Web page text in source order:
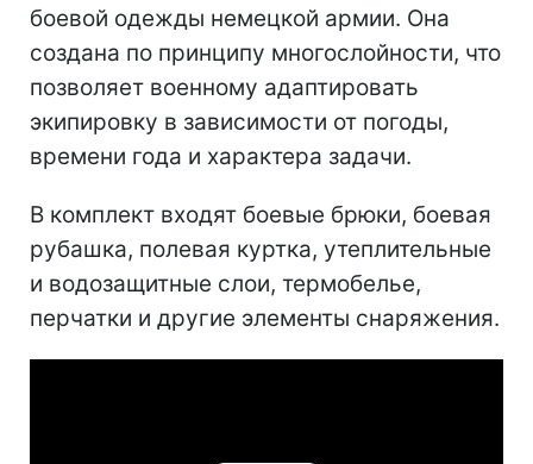
боевой одежды немецкой армии. Она
создана по принципу многослойности, что
позволяет военному адаптировать
экипировку в зависимости от погоды,
времени года и характера задачи.
В комплект входят боевые брюки, боевая
рубашка, полевая куртка, утеплительные
и водозащитные слои, термобелье,
перчатки и другие элементы снаряжения.